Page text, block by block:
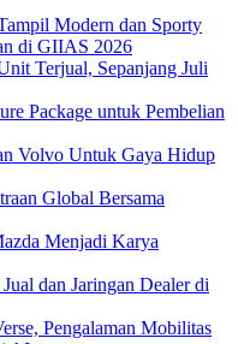
Modern dan Sporty
di GIIAS 2026
Terjual, Sepanjang Juli
Package untuk Pembelian
Volvo Untuk Gaya Hidup
Global Bersama
Menjadi Karya
dan Jaringan Dealer di
Pengalaman Mobilitas